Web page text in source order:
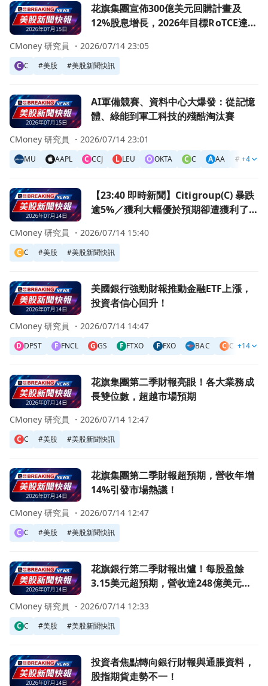
前往花旗集團宣佈300億美元回購計畫及12%股息增長，
花旗集團宣佈300億美元回購計畫及
12%股息增長，2026年目標RoTCE達
C C #美股 #美股新聞快訊
CMoney 研究員 ・ 2026/07/14 23:05
前往AI軍備競賽、資料中心大爆發：從記憶體、綠能到軍工
AI軍備競賽、資料中心大爆發：從記憶
體、綠能到軍工科技的殘酷淘汰賽
MU AAPL C CCJ L LEU OOKTA C C A AA # 美股
+4
CMoney 研究員 ・ 2026/07/14 23:01
前往【23:40 即時新聞】Citigroup(C) 暴跌逾5%／獲利大幅
【23:40 即時新聞】Citigroup(C) 暴跌
逾5%／獲利大幅優於預期卻遭獲利了結
C C #美股 #美股新聞快訊
CMoney 研究員 ・ 2026/07/14 15:40
前往美國銀行強勁財報推動金融ETF上漲，投資者信心回升！
美國銀行強勁財報推動金融ETF上漲，
投資者信心回升！
D DPST F FNCL G GS F FTXO F FXO BAC C C S
+14
CMoney 研究員 ・ 2026/07/14 14:47
前往花旗集團第二季財報亮眼！各大業務成長雙位數，超越
花旗集團第二季財報亮眼！各大業務成
長雙位數，超越市場預期
C C #美股 #美股新聞快訊
CMoney 研究員 ・ 2026/07/14 12:47
前往花旗集團第二季財報超預期，營收年增14%引發市場熱
花旗集團第二季財報超預期，營收年增
14%引發市場熱議！
C C #美股 #美股新聞快訊
CMoney 研究員 ・ 2026/07/14 12:47
前往花旗銀行第二季財報出爐！每股盈餘3.15美元超預期，
花旗銀行第二季財報出爐！每股盈餘
3.15美元超預期，營收達248億美元創
C C #美股 #美股新聞快訊
CMoney 研究員 ・ 2026/07/14 12:33
前往投資者焦點轉向銀行財報與通脹資料，股指期貨走勢不
投資者焦點轉向銀行財報與通脹資料，
股指期貨走勢不一！